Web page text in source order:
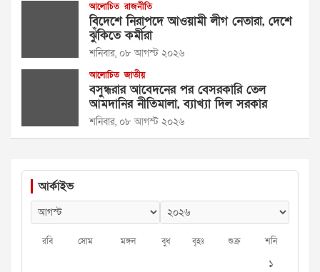
আলোচিত রাজনীতি
বিদেশে নিরাপদে আওয়ামী লীগ নেতারা, দেশে
ঝুঁকিতে কর্মীরা
শনিবার, ০৮ আগস্ট ২০২৬
আলোচিত জাতীয়
বসুন্ধরার আবেদনের পর বেসরকারি তেল
আমদানির নীতিমালা, ব্যাখ্যা দিল সরকার
শনিবার, ০৮ আগস্ট ২০২৬
আর্কাইভ
রবি সোম মঙ্গল বুধ বৃহঃ শুক্র শনি
১